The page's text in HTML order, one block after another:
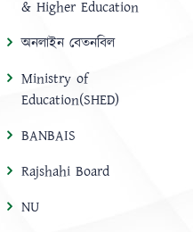
& Higher Education
অনলাইন বেতনবিল
Ministry of
Education(SHED)
BANBAIS
Rajshahi Board
NU